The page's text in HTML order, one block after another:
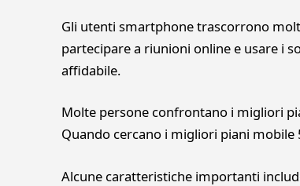
Gli utenti smartphone trascorrono
partecipare a riunioni online e usare i
affidabile.
Molte persone confrontano i migliori
Quando cercano i migliori piani
Alcune caratteristiche importanti